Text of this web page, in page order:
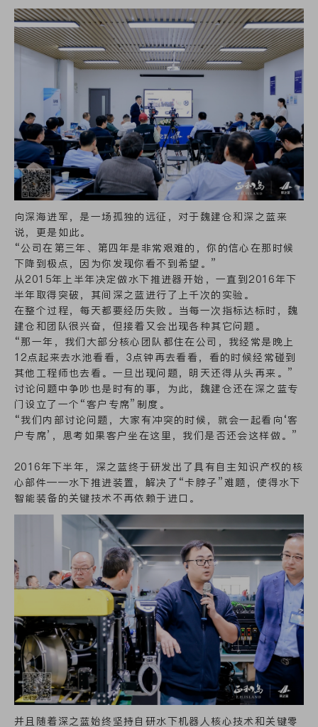
向深海进军，是一场孤独的远征，对于魏建仓和深之蓝来
说，更是如此。
“公司在第三年、第四年是非常艰难的，你的信心在那时候
下降到极点，因为你发现你看不到希望。”
从2015年上半年决定做水下推进器开始，一直到2016年下
半年取得突破，其间深之蓝进行了上千次的实验。
在整个过程，每天都要经历失败。当每一次指标达标时，魏
建仓和团队很兴奋，但接着又会出现各种其它问题。
“那一年，我们大部分核心团队都住在公司，我经常是晚上
12点起来去水池看看，3点钟再去看看，看的时候经常碰到
其他工程师也去看。一旦出现问题，明天还得从头再来。”
讨论问题中争吵也是时有的事，为此，魏建仓还在深之蓝专
门设立了一个“客户专席”制度。
“我们内部讨论问题，大家有冲突的时候，就会一起看向‘客
户专席’，思考如果客户坐在这里，我们是否还会这样做。”
2016年下半年，深之蓝终于研发出了具有自主知识产权的核
心部件——水下推进装置，解决了“卡脖子”难题，使得水下
智能装备的关键技术不再依赖于进口。
并且随着深之蓝始终坚持自研水下机器人核心技术和关键零